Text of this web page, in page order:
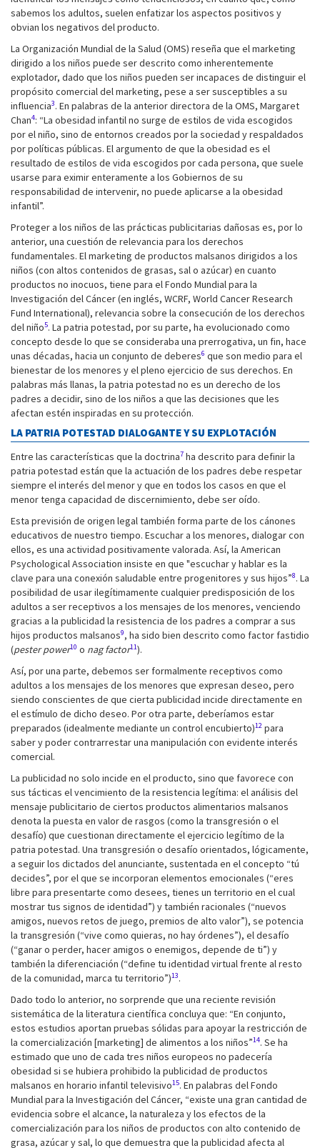
sabemos los adultos, suelen enfatizar los aspectos positivos y
obvian los negativos del producto.
La Organización Mundial de la Salud (OMS) reseña que el marketing
dirigido a los niños puede ser descrito como inherentemente
explotador, dado que los niños pueden ser incapaces de distinguir el
propósito comercial del marketing, pese a ser susceptibles a su
influencia3. En palabras de la anterior directora de la OMS, Margaret
Chan4: “La obesidad infantil no surge de estilos de vida escogidos
por el niño, sino de entornos creados por la sociedad y respaldados
por políticas públicas. El argumento de que la obesidad es el
resultado de estilos de vida escogidos por cada persona, que suele
usarse para eximir enteramente a los Gobiernos de su
responsabilidad de intervenir, no puede aplicarse a la obesidad
infantil”.
Proteger a los niños de las prácticas publicitarias dañosas es, por lo
anterior, una cuestión de relevancia para los derechos
fundamentales. El marketing de productos malsanos dirigidos a los
niños (con altos contenidos de grasas, sal o azúcar) en cuanto
productos no inocuos, tiene para el Fondo Mundial para la
Investigación del Cáncer (en inglés, WCRF, World Cancer Research
Fund International), relevancia sobre la consecución de los derechos
del niño5. La patria potestad, por su parte, ha evolucionado como
concepto desde lo que se consideraba una prerrogativa, un fin, hace
unas décadas, hacia un conjunto de deberes6 que son medio para el
bienestar de los menores y el pleno ejercicio de sus derechos. En
palabras más llanas, la patria potestad no es un derecho de los
padres a decidir, sino de los niños a que las decisiones que les
afectan estén inspiradas en su protección.
LA PATRIA POTESTAD DIALOGANTE Y SU EXPLOTACIÓN
Entre las características que la doctrina7 ha descrito para definir la
patria potestad están que la actuación de los padres debe respetar
siempre el interés del menor y que en todos los casos en que el
menor tenga capacidad de discernimiento, debe ser oído.
Esta previsión de origen legal también forma parte de los cánones
educativos de nuestro tiempo. Escuchar a los menores, dialogar con
ellos, es una actividad positivamente valorada. Así, la American
Psychological Association insiste en que "escuchar y hablar es la
clave para una conexión saludable entre progenitores y sus hijos”8. La
posibilidad de usar ilegítimamente cualquier predisposición de los
adultos a ser receptivos a los mensajes de los menores, venciendo
gracias a la publicidad la resistencia de los padres a comprar a sus
hijos productos malsanos9, ha sido bien descrito como factor fastidio
(pester power10 o nag factor11).
Así, por una parte, debemos ser formalmente receptivos como
adultos a los mensajes de los menores que expresan deseo, pero
siendo conscientes de que cierta publicidad incide directamente en
el estímulo de dicho deseo. Por otra parte, deberíamos estar
preparados (idealmente mediante un control encubierto)12 para
saber y poder contrarrestar una manipulación con evidente interés
comercial.
La publicidad no solo incide en el producto, sino que favorece con
sus tácticas el vencimiento de la resistencia legítima: el análisis del
mensaje publicitario de ciertos productos alimentarios malsanos
denota la puesta en valor de rasgos (como la transgresión o el
desafío) que cuestionan directamente el ejercicio legítimo de la
patria potestad. Una transgresión o desafío orientados, lógicamente,
a seguir los dictados del anunciante, sustentada en el concepto “tú
decides”, por el que se incorporan elementos emocionales (“eres
libre para presentarte como desees, tienes un territorio en el cual
mostrar tus signos de identidad”) y también racionales (“nuevos
amigos, nuevos retos de juego, premios de alto valor”), se potencia
la transgresión (“vive como quieras, no hay órdenes”), el desafío
(“ganar o perder, hacer amigos o enemigos, depende de ti”) y
también la diferenciación (“define tu identidad virtual frente al resto
de la comunidad, marca tu territorio”)13.
Dado todo lo anterior, no sorprende que una reciente revisión
sistemática de la literatura científica concluya que: “En conjunto,
estos estudios aportan pruebas sólidas para apoyar la restricción de
la comercialización [marketing] de alimentos a los niños”14. Se ha
estimado que uno de cada tres niños europeos no padecería
obesidad si se hubiera prohibido la publicidad de productos
malsanos en horario infantil televisivo15. En palabras del Fondo
Mundial para la Investigación del Cáncer, “existe una gran cantidad de
evidencia sobre el alcance, la naturaleza y los efectos de la
comercialización para los niños de productos con alto contenido de
grasa, azúcar y sal, lo que demuestra que la publicidad afecta al